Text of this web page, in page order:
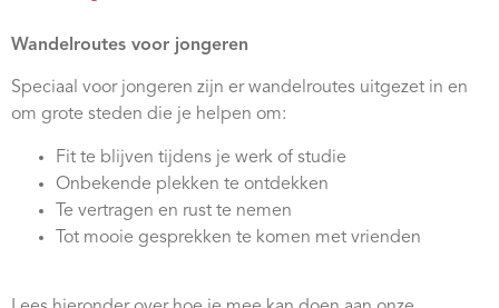
Wandelroutes voor jongeren
Speciaal voor jongeren zijn er wandelroutes uitgezet in en
om grote steden die je helpen om:
Fit te blijven tijdens je werk of studie
Onbekende plekken te ontdekken
Te vertragen en rust te nemen
Tot mooie gesprekken te komen met vrienden